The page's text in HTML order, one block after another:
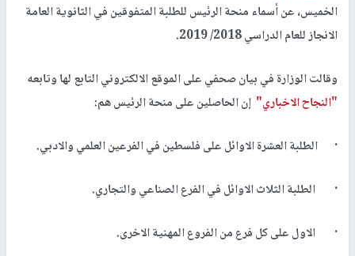
الخميس، عن أسماء منحة الرئيس للطلبة المتفوقين في الثانوية العامة
الانجاز للعام الدراسي 2018/ 2019.
وقالت الوزارة في بيان صحفي على الموقع الالكتروني التابع لها وتابعه
"النجاح الاخباري" إن الحاصلين على منحة الرئيس هم:
· الطلبة العشرة الاوائل على فلسطين في الفرعين العلمي والادبي.
· الطلبة الثلاث الاوائل في الفرع الصناعي والتجاري.
· الاول على كل فرع من الفروع المهنية الاخرى.